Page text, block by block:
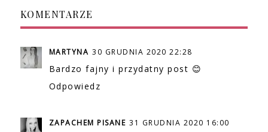
KOMENTARZE
MARTYNA 30 GRUDNIA 2020 22:28
Bardzo fajny i przydatny post 😊
Odpowiedz
ZAPACHEM PISANE 31 GRUDNIA 2020 16:00